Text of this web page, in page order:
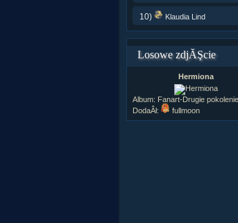
10) Klaudia Lind
Losowe zdjĂŞcie
Hermiona
Album: Fanart-Drugie pokolenie
DodaÂł:
fullmoon